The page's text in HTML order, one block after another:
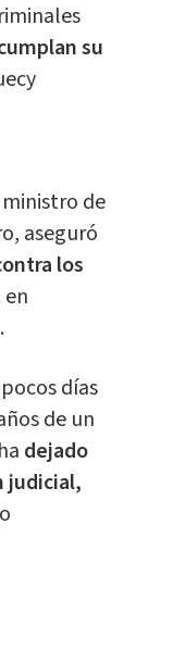
su
de
aseguró
los
en
días
de un
dejado
judicial,